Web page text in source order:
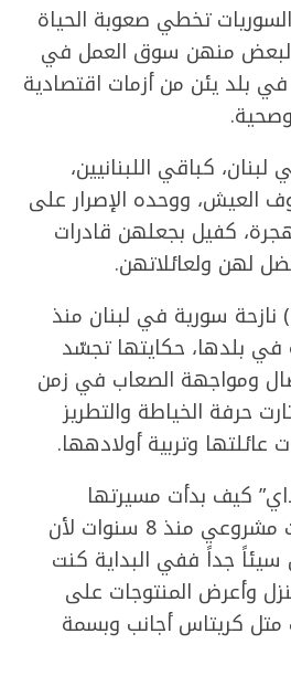
تخطي صعوبة الحياة
منهن سوق العمل في
في بلد يئن من أزمات اقتصادية
كباقي اللبنانيين،
العيش، ووحده الإصرار على
كفيل بجعلهن قادرات
لهن ولعائلاتهن.
( 45 عاماً) نازحة سورية في لبنان منذ
في بلدها، حكايتها تجسّد
ومواجهة الصعاب في زمن
حرفة الخياطة والتطريز
عائلتها وتربية أولادهها.
كيف بدأت مسيرتها
المهنية، وقالت: “بدأت مشروعي منذ 8 سنوات لأن
جداً ففي البداية كنت
وأعرض المنتوجات على
كريتاس أجانب وبسمة